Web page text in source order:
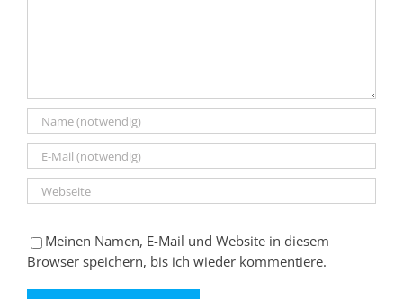
Meinen Namen, E-Mail und Website in diesem
Browser speichern, bis ich wieder kommentiere.